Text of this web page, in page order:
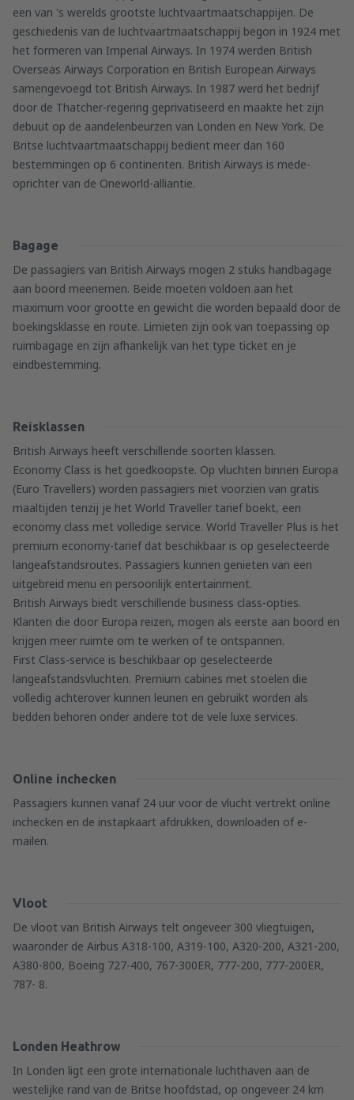
een van 's werelds grootste luchtvaartmaatschappijen. De
geschiedenis van de luchtvaartmaatschappij begon in 1924 met
het formeren van Imperial Airways. In 1974 werden British
Overseas Airways Corporation en British European Airways
samengevoegd tot British Airways. In 1987 werd het bedrijf
door de Thatcher-regering geprivatiseerd en maakte het zijn
debuut op de aandelenbeurzen van Londen en New York. De
Britse luchtvaartmaatschappij bedient meer dan 160
bestemmingen op 6 continenten. British Airways is mede-
oprichter van de Oneworld-alliantie.
Bagage
De passagiers van British Airways mogen 2 stuks handbagage
aan boord meenemen. Beide moeten voldoen aan het
maximum voor grootte en gewicht die worden bepaald door de
boekingsklasse en route. Limieten zijn ook van toepassing op
ruimbagage en zijn afhankelijk van het type ticket en je
eindbestemming.
Reisklassen
British Airways heeft verschillende soorten klassen.
Economy Class is het goedkoopste. Op vluchten binnen Europa
(Euro Travellers) worden passagiers niet voorzien van gratis
maaltijden tenzij je het World Traveller tarief boekt, een
economy class met volledige service. World Traveller Plus is het
premium economy-tarief dat beschikbaar is op geselecteerde
langeafstandsroutes. Passagiers kunnen genieten van een
uitgebreid menu en persoonlijk entertainment.
British Airways biedt verschillende business class-opties.
Klanten die door Europa reizen, mogen als eerste aan boord en
krijgen meer ruimte om te werken of te ontspannen.
First Class-service is beschikbaar op geselecteerde
langeafstandsvluchten. Premium cabines met stoelen die
volledig achterover kunnen leunen en gebruikt worden als
bedden behoren onder andere tot de vele luxe services.
Online inchecken
Passagiers kunnen vanaf 24 uur voor de vlucht vertrekt online
inchecken en de instapkaart afdrukken, downloaden of e-
mailen.
Vloot
De vloot van British Airways telt ongeveer 300 vliegtuigen,
waaronder de Airbus A318-100, A319-100, A320-200, A321-200,
A380-800, Boeing 727-400, 767-300ER, 777-200, 777-200ER,
787- 8.
Londen Heathrow
In Londen ligt een grote internationale luchthaven aan de
westelijke rand van de Britse hoofdstad, op ongeveer 24 km